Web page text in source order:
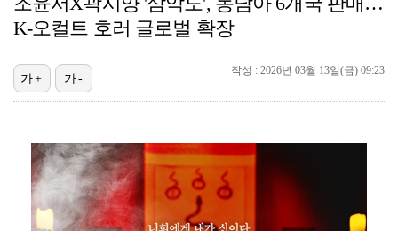
이강인, 드디어 아틀레티코 선수단과 만났다…시메오네 감…
KBO, 기록적인 폭염으로 9일까지 리그 중단…내달 6…
'나솔' 24기 옥순, 출연료 미지급 폭로 "1년 넘게…
김혜성, 마이너리그 트리플A서 4경기 연속 무안타 침묵…
K-오컬트 호러 글로벌 확장
작성 : 2026년 03월 13일(금) 09:23
가+ 가-